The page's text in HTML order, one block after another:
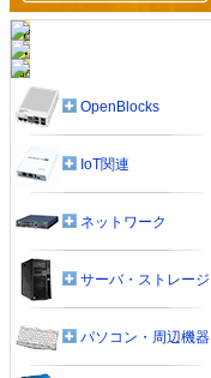
OpenBlocks
IoT関連
ネットワーク
サーバ・ストレージ
パソコン・周辺機器